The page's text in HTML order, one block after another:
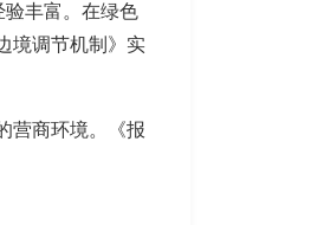
丰富。 在绿色
境调节机制》实
营商环境。《报